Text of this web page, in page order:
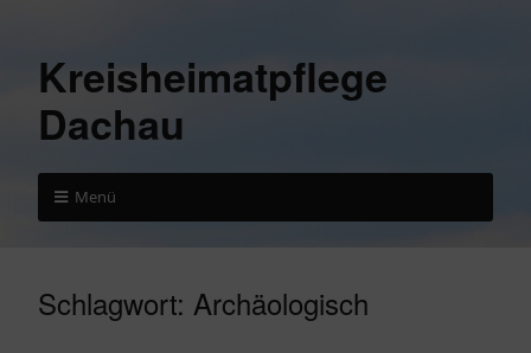
Kreisheimatpflege
Dachau
Menü
Schlagwort: Archäologisch